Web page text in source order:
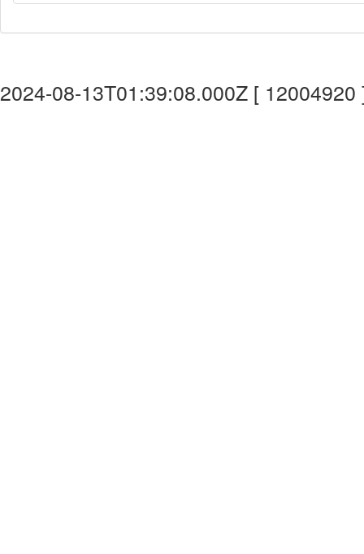
2024-08-13T01:39:08.000Z [ 12004920